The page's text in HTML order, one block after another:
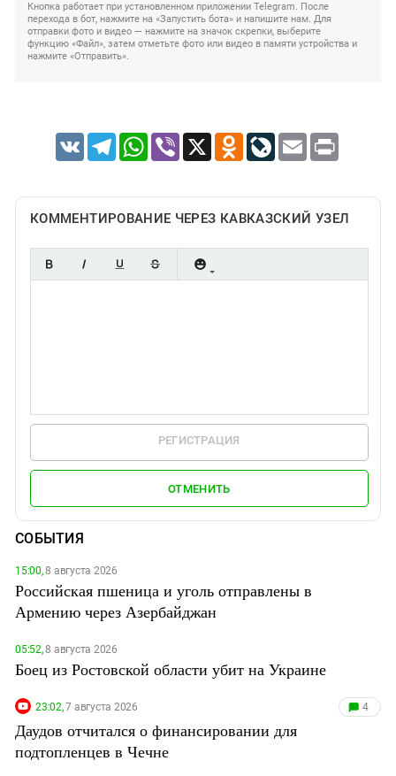
Кнопка работает при установленном приложении Telegram. После
перехода в бот, нажмите на «Запустить бота» и напишите нам. Для
отправки фото и видео — нажмите на значок скрепки, выберите
функцию «Файл», затем отметьте фото или видео в памяти устройства и
нажмите «Отправить».
VK TelegramWhatsApp
Viber X Odnoklassniki
LiveJournal
Email Print
КОММЕНТИРОВАНИЕ ЧЕРЕЗ КАВКАЗСКИЙ УЗЕЛ
РЕГИСТРАЦИЯ
ОТМЕНИТЬ
СОБЫТИЯ
15:00,8 августа 2026
Российская пшеница и уголь отправлены в
Армению через Азербайджан
05:52,8 августа 2026
Боец из Ростовской области убит на Украине
23:02,7 августа 2026 4
Даудов отчитался о финансировании для
подтопленцев в Чечне